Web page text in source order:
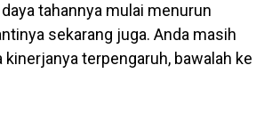
tahannya mulai menurun
sekarang juga. Anda masih
terpengaruh, bawalah ke